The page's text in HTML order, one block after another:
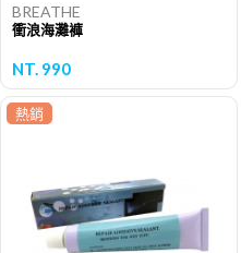
BREATHE
衝浪海灘褲
NT. 990
熱銷